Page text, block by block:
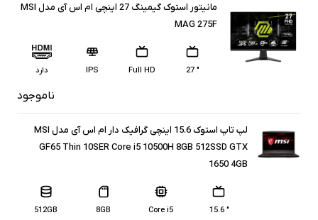
مانیتور استوک گیمینگ 27 اینچی ام اس آی مدل MSI
MAG 275F
" 27
Full HD
IPS دارد
ناموجود
لپ تاپ استوک 15.6 اینچی گرافیک دار ام اس آی مدل MSI
GF65 Thin 10SER Core i5 10500H 8GB 512SSD GTX
1650 4GB
" 15.6
Core i5
8GB
512GB